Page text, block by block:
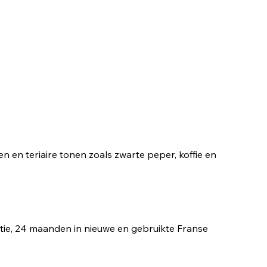
en teriaire tonen zoals zwarte peper, koffie en
24 maanden in nieuwe en gebruikte Franse